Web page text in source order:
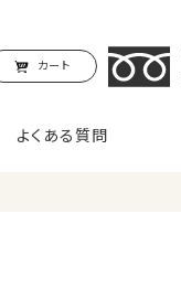
カート
よくある質問